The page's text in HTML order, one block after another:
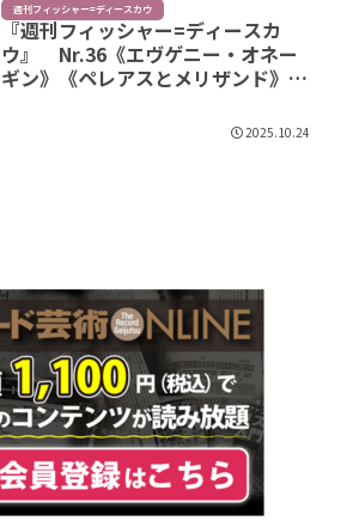
週刊フィッシャー=ディースカウ
『週刊フィッシャー=ディースカ
ウ』 Nr.36《エヴゲニー・オネー
ギン》《ペレアスとメリザンド》
2025.10.24